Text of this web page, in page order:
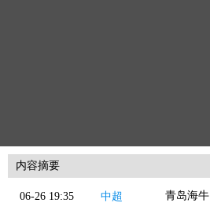
内容摘要
06-26 19:35 中超 青岛海牛